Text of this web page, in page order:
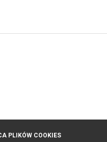
PLIKÓW COOKIES